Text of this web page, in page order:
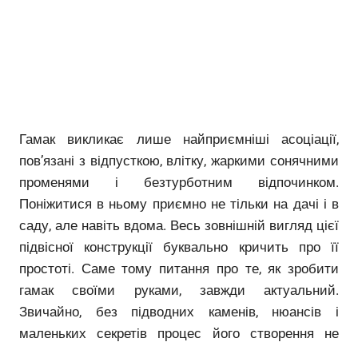
Гамак викликає лише найприємніші асоціації,
пов’язані з відпусткою, влітку, жаркими сонячними
променями і безтурботним відпочинком.
Поніжитися в ньому приємно не тільки на дачі і в
саду, але навіть вдома. Весь зовнішній вигляд цієї
підвісної конструкції буквально кричить про її
простоті. Саме тому питання про те, як зробити
гамак своїми руками, завжди актуальний.
Звичайно, без підводних каменів, нюансів і
маленьких секретів процес його створення не